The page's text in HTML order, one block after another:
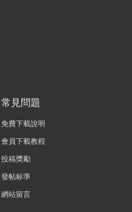
常見問題
免費下載說明
會員下載教程
投稿獎勵
發帖标準
網站留言